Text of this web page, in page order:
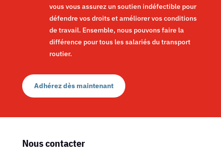
vous vous assurez un soutien indéfectible pour
défendre vos droits et améliorer vos conditions
de travail. Ensemble, nous pouvons faire la
différence pour tous les salariés du transport
routier.
Adhérez dès maintenant
Nous contacter